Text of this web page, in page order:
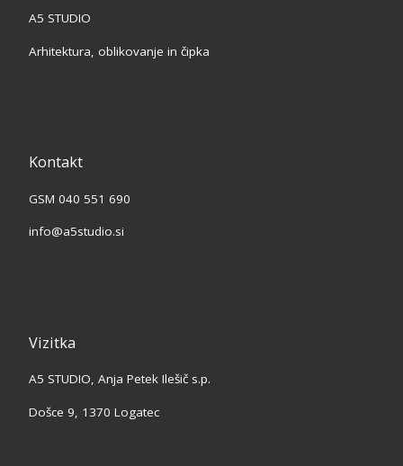
A5 STUDIO
Arhitektura, oblikovanje in čipka
Kontakt
GSM 040 551 690
info@a5studio.si
Vizitka
A5 STUDIO, Anja Petek Ilešič s.p.
Došce 9, 1370 Logatec